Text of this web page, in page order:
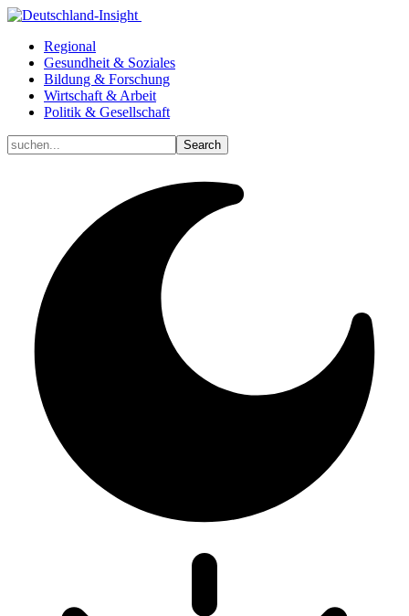
Regional
Gesundheit & Soziales
Bildung & Forschung
Wirtschaft & Arbeit
Politik & Gesellschaft